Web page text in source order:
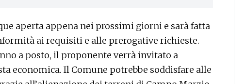
aperta appena nei prossimi giorni e sarà fatta
ai requisiti e alle prerogative richieste.
a posto, il proponente verrà invitato a
economica. Il Comune potrebbe soddisfare alle